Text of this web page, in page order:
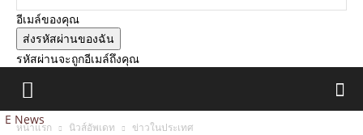
อีเมล์ของคุณ
รหัสผ่านจะถูกอีเมล์ถึงคุณ
E News
หน้าแรก นิวส์อัพเดท ข่าวในประเทศ